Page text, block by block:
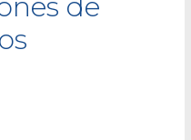
de